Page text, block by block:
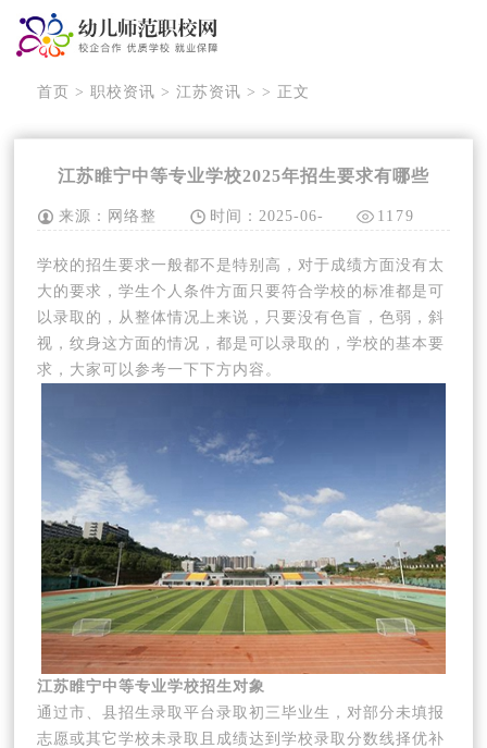
首页 >职校资讯 >江苏资讯 > > 正文
江苏睢宁中等专业学校2025年招生要求有哪些
来源：网络整
时间：2025-06-
1179
学校的招生要求一般都不是特别高，对于成绩方面没有太
大的要求，学生个人条件方面只要符合学校的标准都是可
以录取的，从整体情况上来说，只要没有色盲，色弱，斜
视，纹身这方面的情况，都是可以录取的，学校的基本要
求，大家可以参考一下下方内容。
江苏睢宁中等专业学校招生对象
通过市、县招生录取平台录取初三毕业生，对部分未填报
志愿或其它学校未录取且成绩达到学校录取分数线择优补